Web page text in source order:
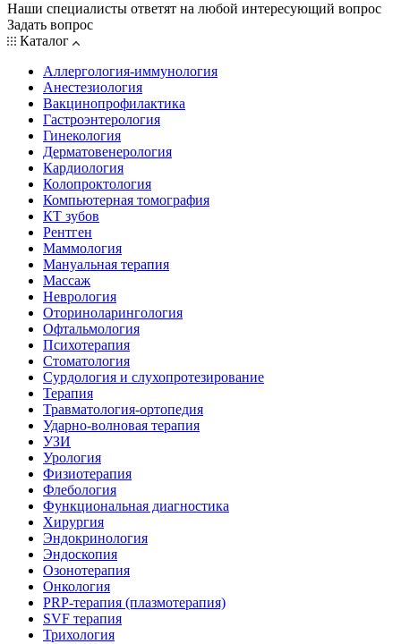
Наши специалисты ответят на любой интересующий вопрос
Задать вопрос
Каталог
Аллергология-иммунология
Анестезиология
Вакцинопрофилактика
Гастроэнтерология
Гинекология
Дерматовенерология
Кардиология
Колопроктология
Компьютерная томография
КТ зубов
Рентген
Маммология
Мануальная терапия
Массаж
Неврология
Оториноларингология
Офтальмология
Психотерапия
Стоматология
Сурдология и слухопротезирование
Терапия
Травматология-ортопедия
Ударно-волновая терапия
УЗИ
Урология
Физиотерапия
Флебология
Функциональная диагностика
Хирургия
Эндокринология
Эндоскопия
Озонотерапия
Онкология
PRP-терапия (плазмотерапия)
SVF терапия
Трихология